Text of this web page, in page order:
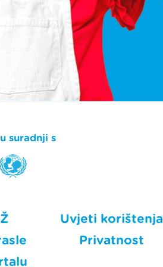
suradnji s
Uvjeti korištenja
Privatnost